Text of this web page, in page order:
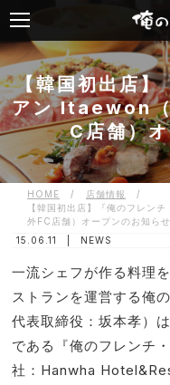
【韓国初出店】
アン Itaewon（
C店舗）
HOME / 店舗情報
/
【韓国初出店】『俺のフレン
外FC店舗）オープンのお知らせ
15.06.11 |
NEWS
一流シェフが作る料理
ストランを運営する俺
代表取締役：坂本孝）
である『俺のフレンチ
社：Hanwha